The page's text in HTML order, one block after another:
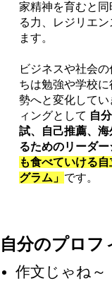
家精神を育むと同
る力、レジリエ
ます。
ビジネスや社会
ちは勉強や学校
勢へと変化して
ィングとして 自
試、自己推薦、
るためのリーダー
も食べていける
グラム」 です。
自分のプロフ
作文じゃね～